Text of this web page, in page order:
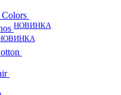
НОВИНКА